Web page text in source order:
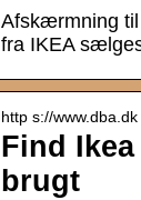
Afskærmning til
fra IKEA
http s://
Find
brugt